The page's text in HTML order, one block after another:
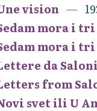
vision
mora i tri
mora i tri
da
from
svet ili U